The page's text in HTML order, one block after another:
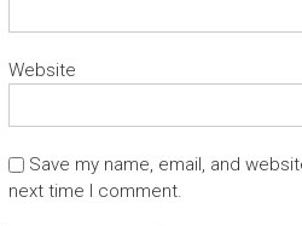
Website
Save my name, email, and
next time I comment.